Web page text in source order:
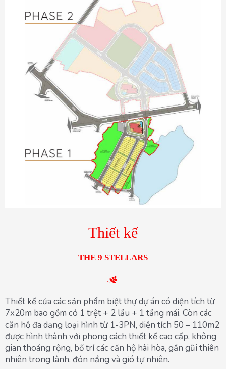
Thiết kế
THE 9 STELLARS
Thiết kế của các sản phẩm biệt thự dự án có diện tích từ
7x20m bao gồm có 1 trệt + 2 lầu + 1 tầng mái. Còn các
căn hộ đa dạng loại hình từ 1-3PN, diện tích 50 – 110m2
được hình thành với phong cách thiết kế cao cấp, không
gian thoáng rộng, bố trí các căn hộ hài hòa, gần gũi thiên
nhiên trong lành, đón nắng và gió tự nhiên.